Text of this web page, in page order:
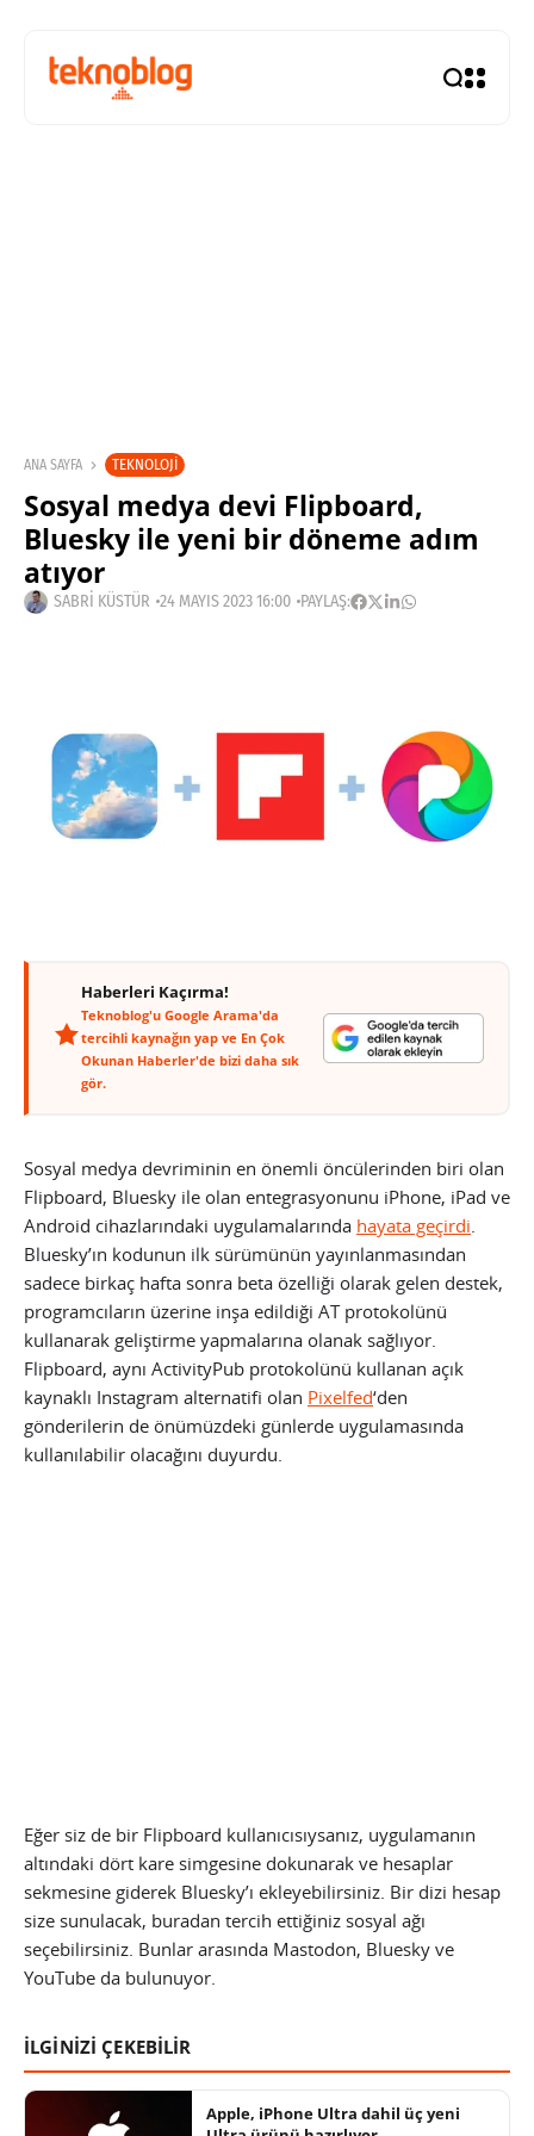
ANA SAYFA TEKNOLOJI
Sosyal medya devi Flipboard,
Bluesky ile yeni bir döneme adım
atıyor
SABRI KÜSTÜR 24 MAYIS 2023 16:00 PAYLAŞ:
Haberleri Kaçırma!
Teknoblog'u Google Arama'da
tercihli kaynağın yap ve En Çok
Okunan Haberler'de bizi daha sık
gör.
Sosyal medya devriminin en önemli öncülerinden biri olan
Flipboard, Bluesky ile olan entegrasyonunu iPhone, iPad ve
Android cihazlarındaki uygulamalarında hayata geçirdi.
Bluesky’ın kodunun ilk sürümünün yayınlanmasından
sadece birkaç hafta sonra beta özelliği olarak gelen destek,
programcıların üzerine inşa edildiği AT protokolünü
kullanarak geliştirme yapmalarına olanak sağlıyor.
Flipboard, aynı ActivityPub protokolünü kullanan açık
kaynaklı Instagram alternatifi olan Pixelfed‘den
gönderilerin de önümüzdeki günlerde uygulamasında
kullanılabilir olacağını duyurdu.
Eğer siz de bir Flipboard kullanıcısıysanız, uygulamanın
altındaki dört kare simgesine dokunarak ve hesaplar
sekmesine giderek Bluesky’ı ekleyebilirsiniz. Bir dizi hesap
size sunulacak, buradan tercih ettiğiniz sosyal ağı
seçebilirsiniz. Bunlar arasında Mastodon, Bluesky ve
YouTube da bulunuyor.
İLGİNİZİ ÇEKEBİLİR
Apple, iPhone Ultra dahil üç yeni